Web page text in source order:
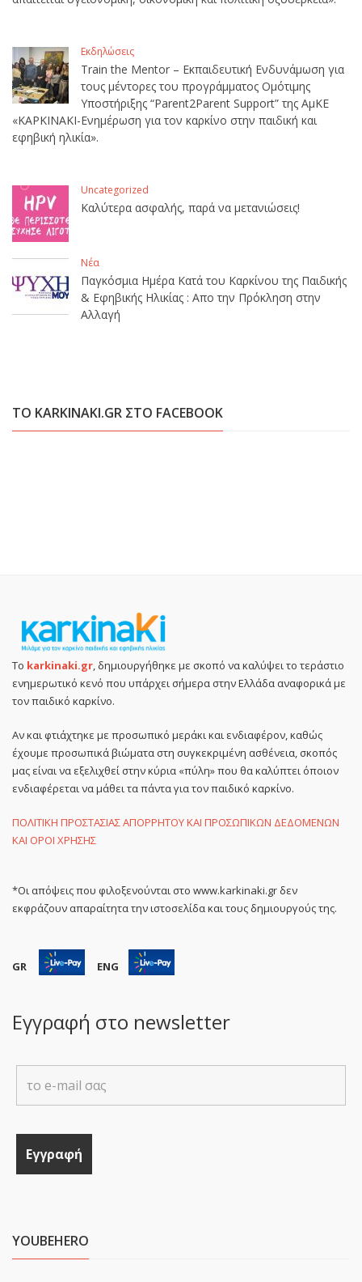
Εκδηλώσεις
Train the Mentor – Εκπαιδευτική Ενδυνάμωση για
τους μέντορες του προγράμματος Ομότιμης
Υποστήριξης “Parent2Parent Support” της ΑμΚΕ
«ΚΑΡΚΙΝΑΚΙ-Ενημέρωση για τον καρκίνο στην παιδική και
εφηβική ηλικία».
Uncategorized
Καλύτερα ασφαλής, παρά να μετανιώσεις!
Νέα
Παγκόσμια Ημέρα Κατά του Καρκίνου της Παιδικής
& Εφηβικής Ηλικίας : Απο την Πρόκληση στην
Αλλαγή
ΤΟ KARKINAKI.GR ΣΤΟ FACEBOOK
Το karkinaki.gr , δημιουργήθηκε με σκοπό να καλύψει το τεράστιο
ενημερωτικό κενό που υπάρχει σήμερα στην Ελλάδα αναφορικά με
τον παιδικό καρκίνο.
Αν και φτιάχτηκε με προσωπικό μεράκι και ενδιαφέρον, καθώς
έχουμε προσωπικά βιώματα στη συγκεκριμένη ασθένεια, σκοπός
μας είναι να εξελιχθεί στην κύρια «πύλη» που θα καλύπτει όποιον
ενδιαφέρεται να μάθει τα πάντα για τον παιδικό καρκίνο.
ΠΟΛΙΤΙΚΗ ΠΡΟΣΤΑΣΙΑΣ ΑΠΟΡΡΗΤΟΥ ΚΑΙ ΠΡΟΣΩΠΙΚΩΝ ΔΕΔΟΜΕΝΩΝ
ΚΑΙ ΟΡΟΙ ΧΡΗΣΗΣ
*Οι απόψεις που φιλοξενούνται στο www.karkinaki.gr δεν
εκφράζουν απαραίτητα την ιστοσελίδα και τους δημιουργούς της.
GR ENG
Εγγραφή στο newsletter
YOUBEHERO